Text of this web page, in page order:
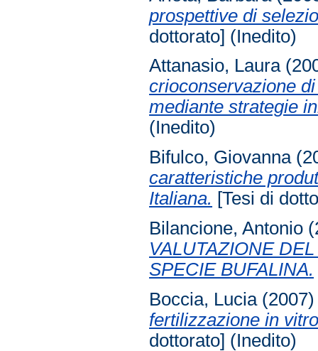
prospettive di
dottorato] (Inedito)
Attanasio, Laura
crioconservazione
mediante strategie
(Inedito)
Bifulco, Giovanna
caratteristiche
Italiana. [Tesi di
Bilancione, Antonio
VALUTAZIONE
SPECIE BUFALINA.
Boccia, Lucia
fertilizzazione in
dottorato] (Inedito)